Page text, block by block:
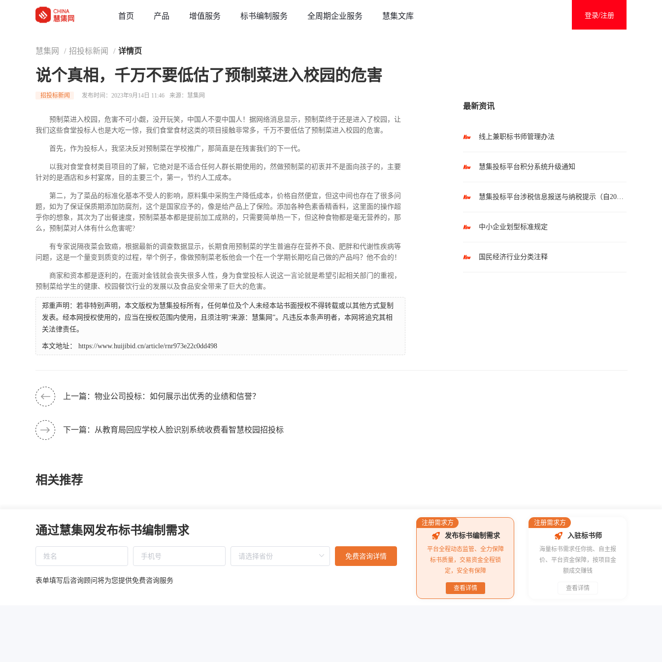
首页 产品 增值服务 标书编制服务 全周期企业服务 慧集文库 登录/注册
慧集网 / 招投标新闻 / 详情页
说个真相，千万不要低估了预制菜进入校园的危害
招投标新闻 发布时间：2023年9月14日 11:46 来源：慧集网
预制菜进入校园，危害不可小觑，没开玩笑，中国人不耍中国人！据网络消息显示，预制菜终于还是进入了校园，让
我们这些食堂投标人也是大吃一惊，我们食堂食材这类的项目接触非常多，千万不要低估了预制菜进入校园的危害。
首先，作为投标人，我坚决反对预制菜在学校推广，那简直是在残害我们的下一代。
以我对食堂食材类目项目的了解，它绝对是不适合任何人群长期使用的，然做预制菜的初衷并不是面向孩子的，主要
针对的是酒店和乡村宴席，目的主要三个，第一，节约人工成本。
第二，为了菜品的标准化基本不受人的影响，原料集中采购生产降低成本，价格自然便宜，但这中间也存在了很多问
题，如为了保证保质期添加防腐剂，这个是国家应予的，像是给产品上了保险。添加各种色素香精香料，这里面的操作超
乎你的想象，其次为了出餐速度，预制菜基本都是提前加工成熟的，只需要简单热一下，但这种食物都是毫无营养的，那
么，预制菜对人体有什么危害呢?
有专家说隔夜菜会致癌，根据最新的调查数据显示，长期食用预制菜的学生普遍存在营养不良、肥胖和代谢性疾病等
问题，这是一个量变到质变的过程，举个例子，像做预制菜老板他会一个在一个学期长期吃自己做的产品吗？他不会的！
商家和资本都是逐利的，在面对金钱就会丧失很多人性，身为食堂投标人说这一言论就是希望引起相关部门的重视，
预制菜给学生的健康、校园餐饮行业的发展以及食品安全带来了巨大的危害。
最新资讯
线上兼职标书师管理办法
慧集投标平台积分系统升级通知
慧集投标平台涉税信息报送与纳税提示（自2025年10月1日起执行）
中小企业划型标准规定
国民经济行业分类注释
郑重声明：若非特别声明，本文版权为慧集投标所有，任何单位及个人未经本站书面授权不得转载或以其他方式复制
发表。经本网授权使用的，应当在授权范围内使用，且须注明“来源：慧集网”。凡违反本条声明者，本网将追究其相
关法律责任。
本文地址： https://www.huijibid.cn/article/rnr973e22c0dd498
上一篇：物业公司投标：如何展示出优秀的业绩和信誉？
下一篇：从教育局回应学校人脸识别系统收费看智慧校园招投标
相关推荐
慧集投标平台积分系统升级通知
施工单位 慧集投标平台涉税信息报送与纳税提示（自2025年10月1日起执行） 施工单位 中小企业划型标准规定
2022年3月14日山西运城市投诉处理案例：春节、元宵“两节”城区亮化项目
通过慧集网发布标书编制需求
免费咨询详情
表单填写后咨询顾问将为您提供免费咨询服务
注册需求方
发布标书编制需求
平台全程动态监管、全力保障
标书质量，交易资金全程锁
定，安全有保障
查看详情
注册需求方
入驻标书师
海量标书需求任你挑、自主报
价、平台资金保障，按项目金
额成交赚钱
查看详情